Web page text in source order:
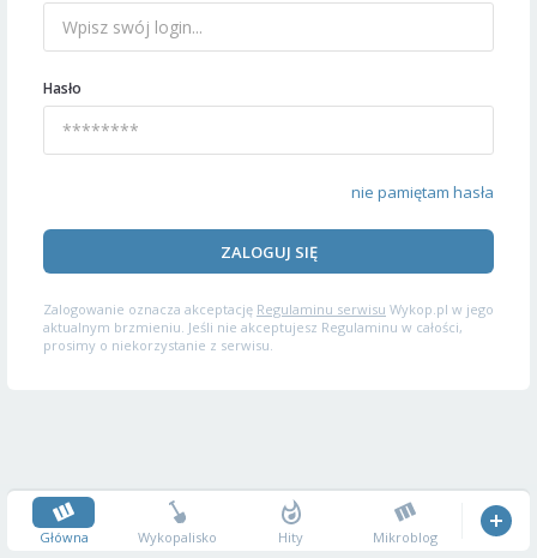
Hasło
nie pamiętam hasła
ZALOGUJ SIĘ
Zalogowanie oznacza akceptację Regulaminu serwisu Wykop.pl w jego
aktualnym brzmieniu. Jeśli nie akceptujesz Regulaminu w całości,
prosimy o niekorzystanie z serwisu.
Główna Wykopalisko Hity Mikroblog